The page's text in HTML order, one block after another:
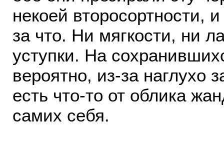
некоей второсортности,
за что. Ни мягкости, ни
уступки. На
вероятно, из-за наглухо
есть что-то от облика
самих себя.